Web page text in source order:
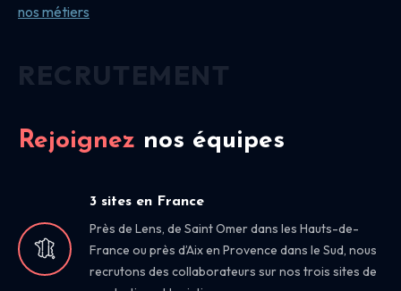
nos métiers
Rejoignez nos équipes
3 sites en France
Près de Lens, de Saint Omer dans les Hauts-de-
France ou près d’Aix en Provence dans le Sud, nous
recrutons des collaborateurs sur nos trois sites de
RECRUTEMENT